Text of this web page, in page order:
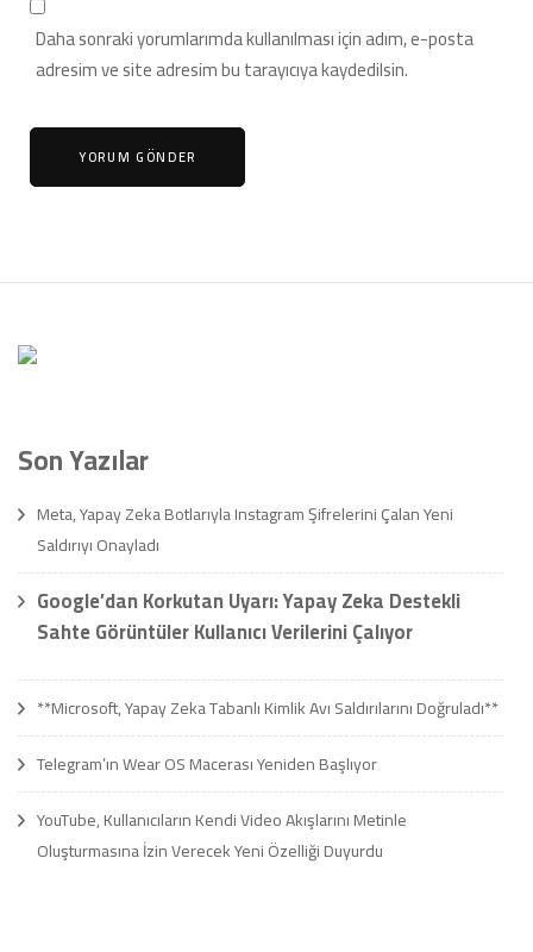
Daha sonraki yorumlarımda kullanılması için adım, e-posta
adresim ve site adresim bu tarayıcıya kaydedilsin.
Son Yazılar
Meta, Yapay Zeka Botlarıyla Instagram Şifrelerini Çalan Yeni
Saldırıyı Onayladı
Google’dan Korkutan Uyarı: Yapay Zeka Destekli
Sahte Görüntüler Kullanıcı Verilerini Çalıyor
**Microsoft, Yapay Zeka Tabanlı Kimlik Avı Saldırılarını Doğruladı**
Telegram’ın Wear OS Macerası Yeniden Başlıyor
YouTube, Kullanıcıların Kendi Video Akışlarını Metinle
Oluşturmasına İzin Verecek Yeni Özelliği Duyurdu